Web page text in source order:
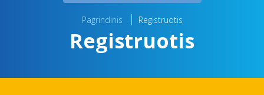
Pagrindinis Registruotis
Registruotis